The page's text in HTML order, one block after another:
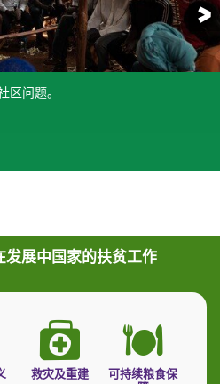
区问题。
村民自己安排讨论。
村得到电力供应。」
，我们要面对缺水的问题。希望我
课室数目严重不足。经过「发声达
好，不过课室设施仍然不够，两个
的坑洞，有如陨石袭地球。一位学
说：「学校需要更多资源，包括基
十年后，这里每一条村落，都有自
发展中国家的扶贫工作
救灾及重建
可持续粮食保